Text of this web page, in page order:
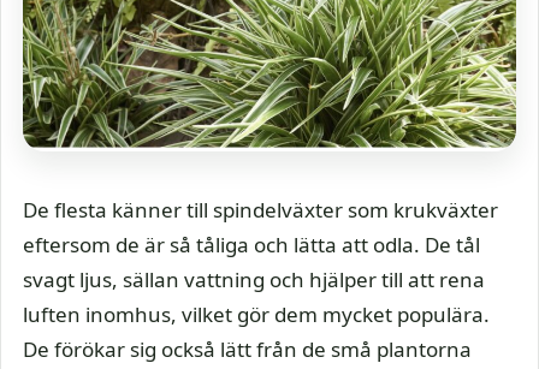
De flesta känner till spindelväxter som krukväxter
eftersom de är så tåliga och lätta att odla. De tål
svagt ljus, sällan vattning och hjälper till att rena
luften inomhus, vilket gör dem mycket populära.
De förökar sig också lätt från de små plantorna